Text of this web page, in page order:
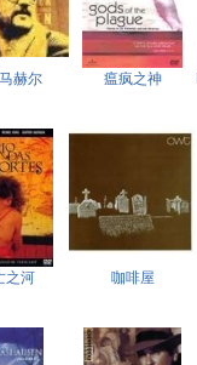
赫尔 瘟疯之神
之河 咖啡屋